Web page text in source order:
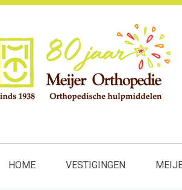
HOME VESTIGINGEN